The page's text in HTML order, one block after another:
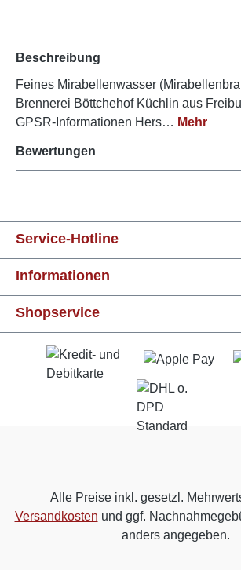
Beschreibung
Feines Mirabellenwasser
Brennerei Böttchehof Küchlin aus
GPSR-Informationen Hers… Mehr
Bewertungen
Service-Hotline
Informationen
Shopservice
Alle Preise inkl. gesetzl.
Versandkosten und ggf.
anders angegeben.